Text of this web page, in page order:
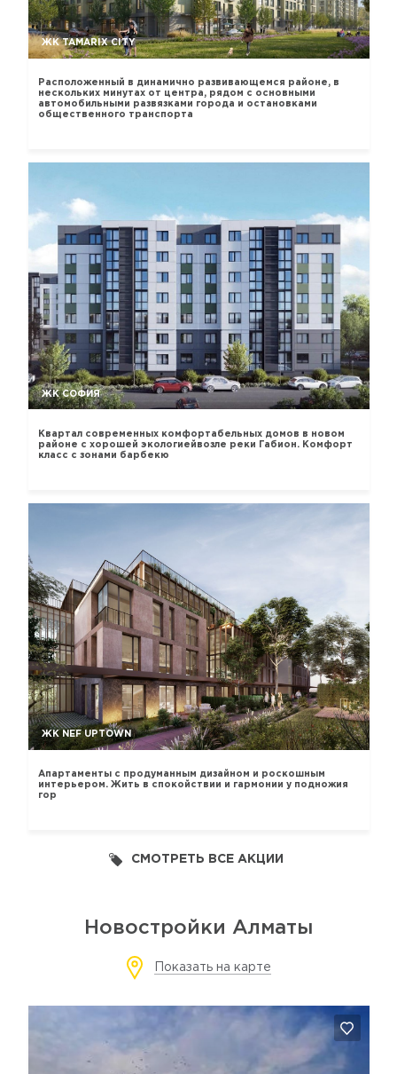
ЖК TAMARIX CITY
Расположенный в динамично развивающемся районе, в
нескольких минутах от центра, рядом с основными
автомобильными развязками города и остановками
общественного транспорта
ЖК СОФИЯ
Квартал современных комфортабельных домов в новом
районе с хорошей экологиейвозле реки Габион. Комфорт
класс с зонами барбекю
ЖК NEF UPTOWN
Апартаменты с продуманным дизайном и роскошным
интерьером. Жить в спокойствии и гармонии у подножия
гор
СМОТРЕТЬ ВСЕ АКЦИИ
Новостройки Алматы
Показать на карте